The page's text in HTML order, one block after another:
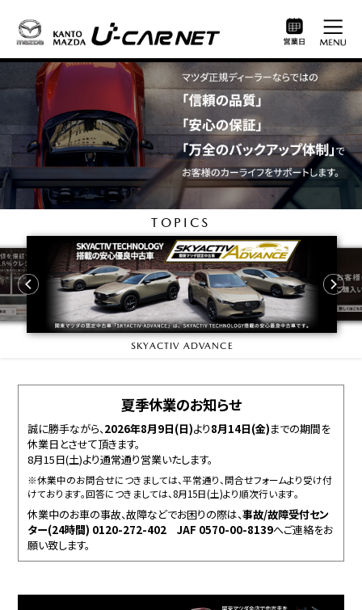
TOPICS
SKYACTIV ADVANCE
夏季休業のお知らせ
誠に勝手ながら、2026年8月9日(日)より8月14日(金)までの期間を
休業日とさせて頂きます。
8月15日(土)より通常通り営業いたします。
※休業中のお問合せにつきましては、平常通り、問合せフォームより受け付
けております。回答につきましては、8月15日(土)より順次行います。
休業中のお車の事故、故障などでお困りの際は、事故/故障受付セン
ター(24時間) 0120-272-402 JAF 0570-00-8139へご連絡をお
願い致します。